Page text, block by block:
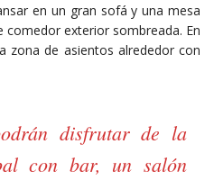
en un gran sofá y una mesa
exterior sombreada. En
zona de asientos alrededor con
disfrutar de la
con bar, un salón